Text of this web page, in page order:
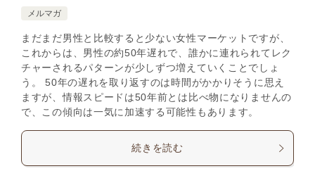
メルマガ
まだまだ男性と比較すると少ない女性マーケットですが、
これからは、男性の約50年遅れで、誰かに連れられてレク
チャーされるパターンが少しずつ増えていくことでしょ
う。 50年の遅れを取り返すのは時間がかかりそうに思え
ますが、情報スピードは50年前とは比べ物になりませんの
で、この傾向は一気に加速する可能性もあります。
続きを読む